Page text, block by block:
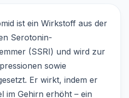
ist ein Wirkstoff aus der
Serotonin-
(SSRI) und wird zur
sowie
Er wirkt, indem er
im Gehirn erhöht – ein